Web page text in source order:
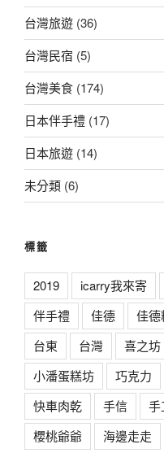
台灣旅遊 (36)
台灣民宿 (5)
台灣美食 (174)
日本伴手禮 (17)
日本旅遊 (14)
未分類 (6)
標籤
2019 icarry我來寄
伴手禮
佳德 佳德
台東
台灣 喜之坊
小潘蛋糕坊
巧克力
快車肉乾
手信 手
櫻桃爺爺
海邊走走